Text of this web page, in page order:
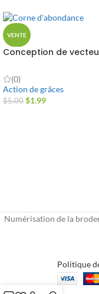
VENTE
Conception de
(0)
Action de grâces
$5.00 $1.99
Numérisation de la
Politique